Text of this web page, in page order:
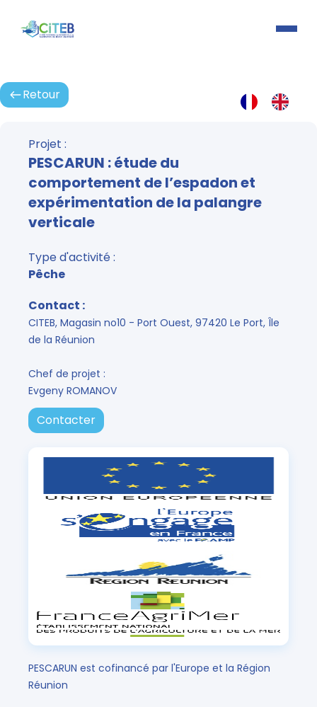
Retour
Projet :
PESCARUN : étude du
comportement de l’espadon et
expérimentation de la palangre
verticale
Type d'activité :
Pêche
Contact :
CITEB, Magasin no10 - Port Ouest, 97420 Le Port, Île
de la Réunion
Chef de projet :
Evgeny ROMANOV
Contacter
PESCARUN est cofinancé par l'Europe et la Région
Réunion